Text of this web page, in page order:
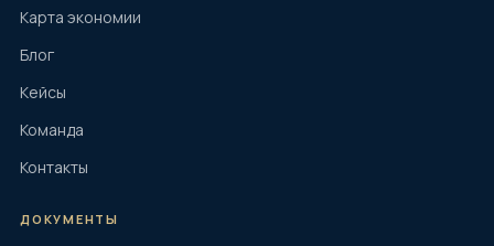
Карта экономии
Блог
Кейсы
Команда
Контакты
ДОКУМЕНТЫ